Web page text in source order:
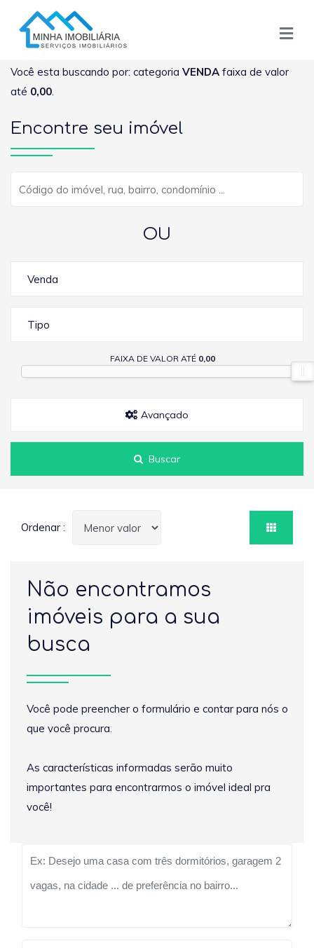
Você esta buscando por: categoria VENDA faixa de valor
até 0,00
Encontre seu imóvel
OU
Venda
Tipo
FAIXA DE VALOR ATÉ 0,00
Avançado
Buscar
Ordenar :
Não encontramos
imóveis para a sua
busca
Você pode preencher o formulário e contar para nós o
que você procura.
As características informadas serão muito
importantes para encontrarmos o imóvel ideal pra
você!